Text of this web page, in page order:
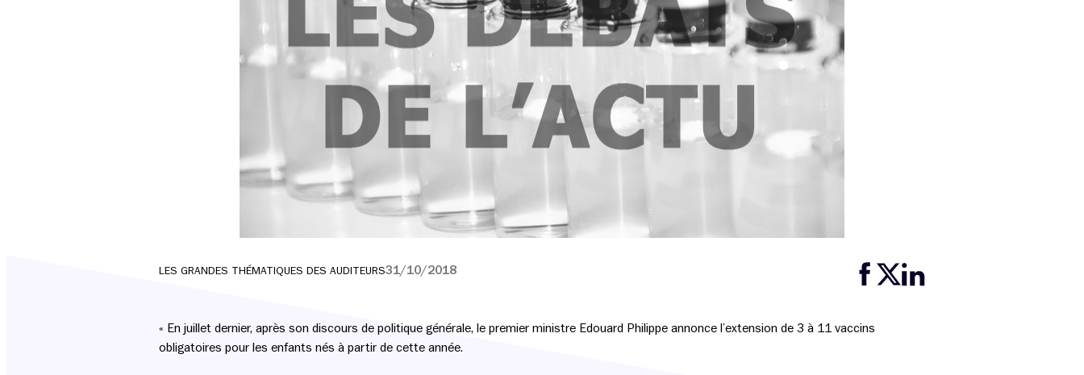
LES GRANDES THÉMATIQUES DES AUDITEURS31/10/2018
« En juillet dernier, après son discours de politique générale, le premier ministre Edouard Philippe annonce l’extension de 3 à 11 vaccins
obligatoires pour les enfants nés à partir de cette année.